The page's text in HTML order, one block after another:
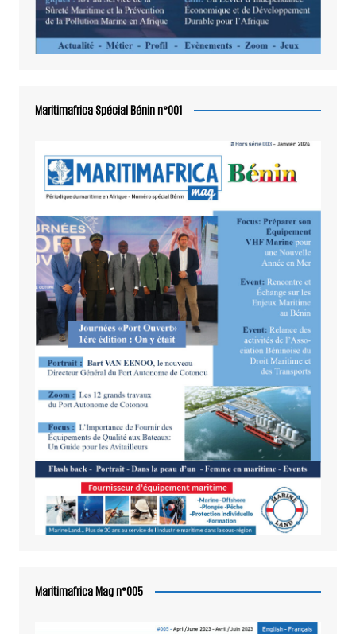
Maritimafrica Spécial Bénin n°001
Maritimafrica Mag n°005